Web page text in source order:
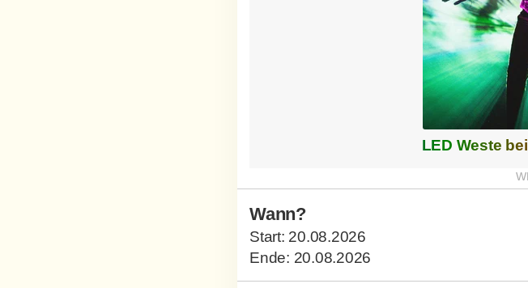
LED Weste bei
Wann?
Start: 20.08.2026
Ende: 20.08.2026